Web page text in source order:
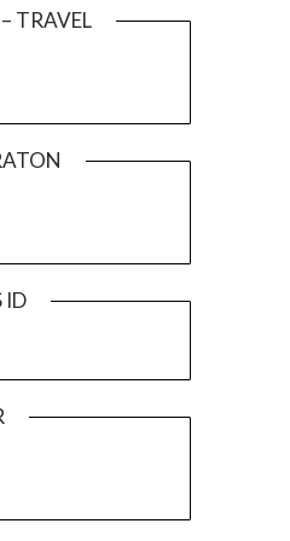
TRAVEL
ID